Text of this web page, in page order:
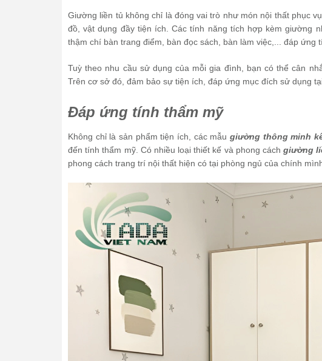
Giường liền tủ không chỉ là đóng vai trò như món nội thất phục
đồ, vật dụng đầy tiện ích. Các tính năng tích hợp kèm giường
thậm chí bàn trang điểm, bàn đọc sách, bàn làm việc,... đáp ứng
Tuỳ theo nhu cầu sử dụng của mỗi gia đình, bạn có thể cân
Trên cơ sở đó, đảm bảo sự tiện ích, đáp ứng mục đích sử dụng
Đáp ứng tính thẩm mỹ
Không chỉ là sản phẩm tiện ích, các mẫu giường thông minh
đến tính thẩm mỹ. Có nhiều loại thiết kế và phong cách giường
phong cách trang trí nội thất hiện có tại phòng ngủ của chính